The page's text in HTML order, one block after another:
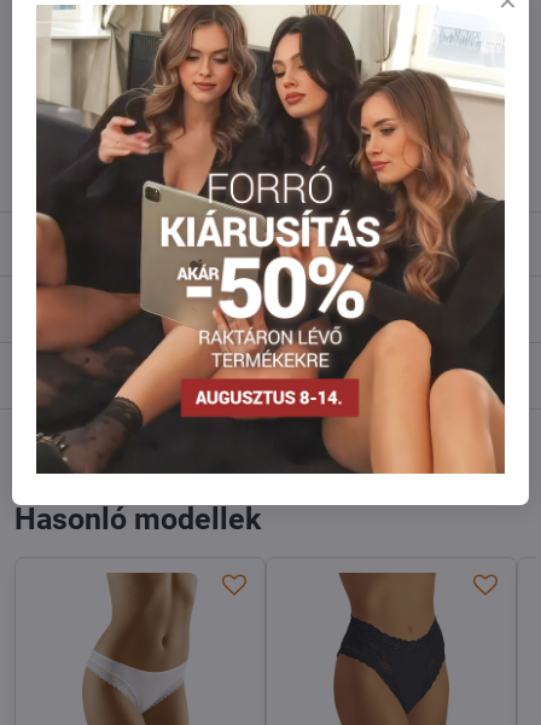
Szeretne több terméket rendelni mint
amennyi raktáron van?
Ne habozzon kapcsolatba lépni velünk, raktárra szállítjuk az árut!
info​@everlady​.eu
Leírás
0
Fórum 0
Facebook Reddit LinkedIn
mail
Hasonló modellek